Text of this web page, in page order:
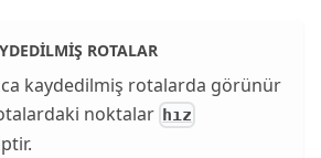
ROTALAR
kaydedilmiş rotalarda görünür
noktalar hız